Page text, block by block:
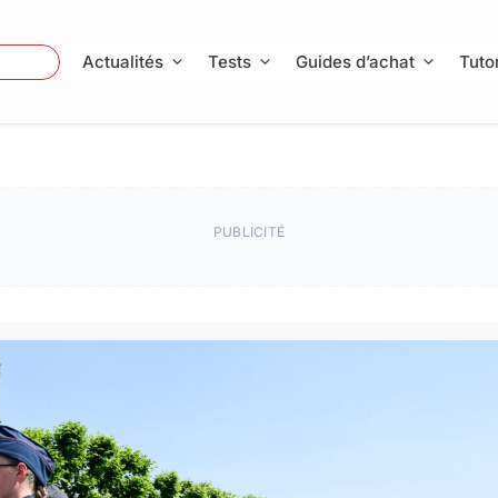
Actualités Tests Guides d’achat
PUBLICITÉ